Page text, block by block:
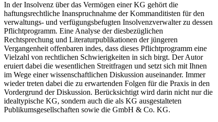
In der Insolvenz über das Vermögen einer KG gehört die
haftungsrechtliche Inanspruchnahme der Kommanditisten für den
verwaltungs- und verfügungsbefugten Insolvenzverwalter zu dessen
Pflichtprogramm. Eine Analyse der diesbezüglichen
Rechtsprechung und Literaturpublikationen der jüngeren
Vergangenheit offenbaren indes, dass dieses Pflichtprogramm eine
Vielzahl von rechtlichen Schwierigkeiten in sich birgt. Der Autor
eruiert dabei die wesentlichen Streitfragen und setzt sich mit Ihnen
im Wege einer wissenschaftlichen Diskussion auseinander. Immer
wieder treten dabei die zu erwartenden Folgen für die Praxis in den
Vordergrund der Diskussion. Berücksichtigt wird darin nicht nur die
idealtypische KG, sondern auch die als KG ausgestalteten
Publikumsgesellschaften sowie die GmbH & Co. KG.